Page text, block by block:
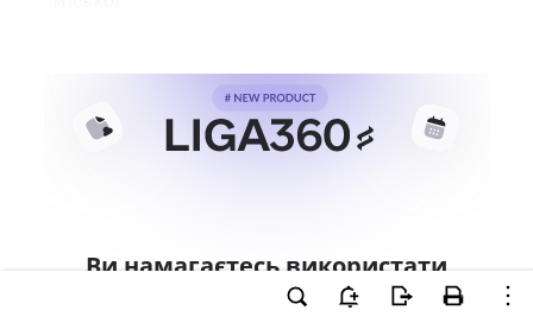
Ви намагаєтесь використати
інструменти для професійної